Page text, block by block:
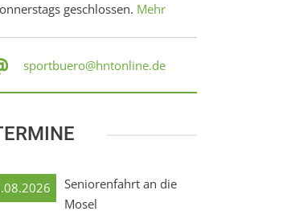
geschlossen. Mehr
sportbuero@hntonline.de
Seniorenfahrt an die
Mosel